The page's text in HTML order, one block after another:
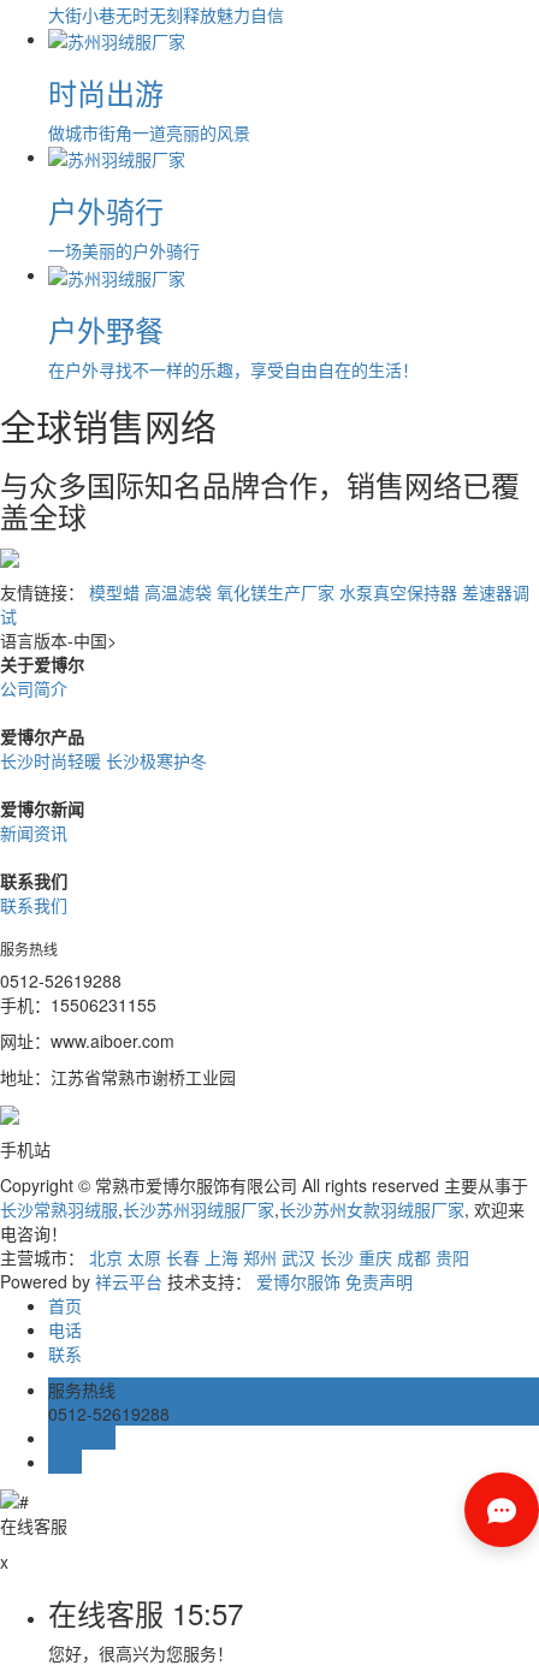
大街小巷无时无刻释放魅力自信
时尚出游
做城市街角一道亮丽的风景
户外骑行
一场美丽的户外骑行
户外野餐
在户外寻找不一样的乐趣，享受自由自在的生活！
全球销售网络
与众多国际知名品牌合作，销售网络已覆
盖全球
友情链接： 模型蜡 高温滤袋 氧化镁生产厂家 水泵真空保持器 差速器调
试
语言版本-中国>
关于爱博尔
公司简介
爱博尔产品
长沙时尚轻暖 长沙极寒护冬
爱博尔新闻
新闻资讯
联系我们
联系我们
服务热线
0512-52619288
手机：15506231155
网址：www.aiboer.com
地址：江苏省常熟市谢桥工业园
手机站
Copyright © 常熟市爱博尔服饰有限公司 All rights reserved 主要从事于
长沙常熟羽绒服,长沙苏州羽绒服厂家,长沙苏州女款羽绒服厂家, 欢迎来
电咨询！
主营城市： 北京 太原 长春 上海 郑州 武汉 长沙 重庆 成都 贵阳
Powered by 祥云平台 技术支持： 爱博尔服饰 免责声明
首页
电话
联系
服务热线
0512-52619288
在线客服
x
在线客服 15:57
您好，很高兴为您服务！